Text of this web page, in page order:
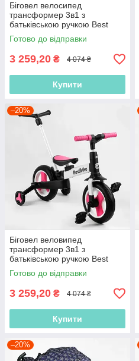
Біговел велосипед
трансформер 3в1 з
батьківською ручкою Best
Trike 58195 колеса PU 10
дюймів, Жовтий
Готово до відправки
3 259,20 ₴ 4 074 ₴
Купити
–20%
Біговел веловипед
трансформер 3в1 з
батьківською ручкою Best
Trike 55475 колеса PU 10
дюймів, Рожевий
Готово до відправки
3 259,20 ₴ 4 074 ₴
Купити
–20%